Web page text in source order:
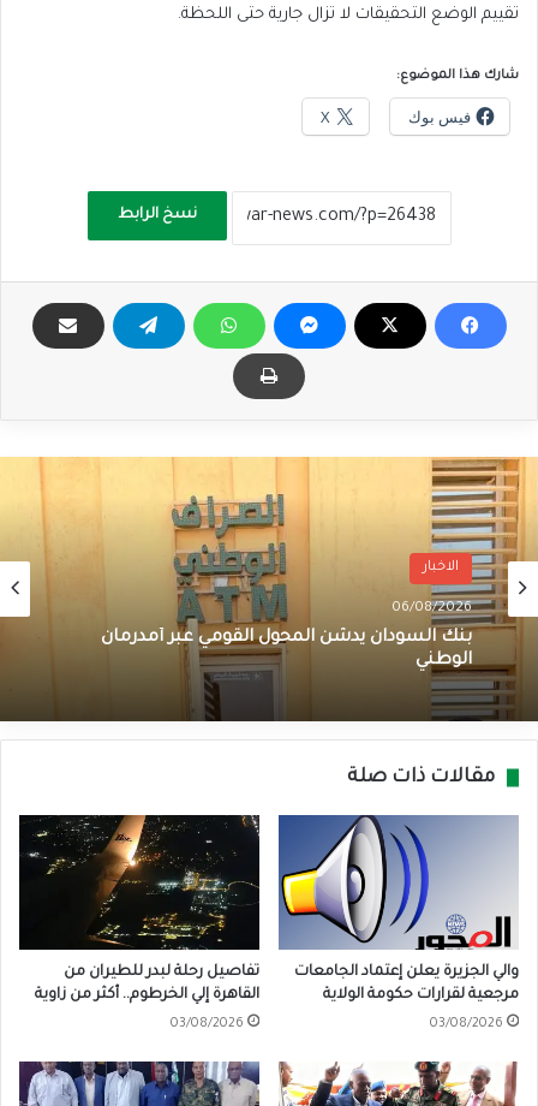
تقييم الوضع التحقيقات لا تزال جارية حتى اللحظة.
شارك هذا الموضوع:
فيس بوك X
نسخ الرابط
الاخبار
06/08/2026
بنك السودان يدشن المحول القومي عبر أمدرمان
الوطني
مقالات ذات صلة
والي الجزيرة يعلن إعتماد الجامعات
مرجعية لقرارات حكومة الولاية
03/08/2026
تفاصيل رحلة لبدر للطيران من
القاهرة إلي الخرطوم.. أكثر من زاوية
03/08/2026